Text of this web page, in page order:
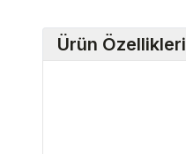
Ürün Özellikleri